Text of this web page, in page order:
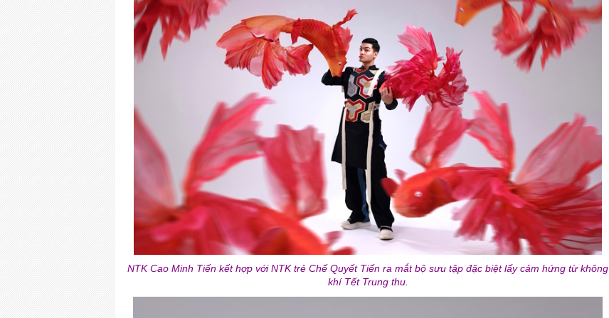
NTK Cao Minh Tiến kết hợp với NTK trẻ Chế Quyết Tiến ra mắt bộ sưu tập đặc biệt lấy cảm hứng từ không
khí Tết Trung thu.